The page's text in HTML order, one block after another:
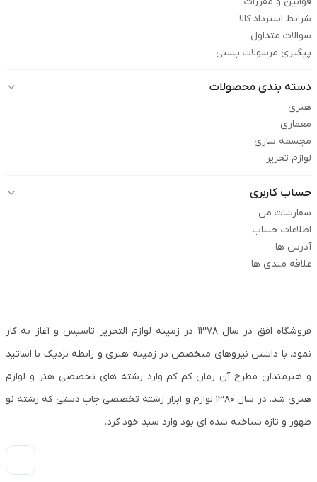
شرایط استرداد کالا
سوالات متداول
پیگیری مرسولات پستی
دسته بندی محصولات
هنری
معماری
مجسمه سازی
لوازم تحریر
حساب کاربری
سفارشات من
اطلاعات حساب
آدرس ها
علاقه مندی ها
فروشگاه افق در سال ۱۳۷۸ در زمینه لوازم التحریر تاسیس و آغاز به کار
نمود. با داشتن نیروهای متخصص در زمینه هنری و رابطه نزدیک با اساتید
و هنرمندان مطرح آن زمان کم کم وارد رشته های تخصصی هنر و لوازم
هنری شد. در سال ۱۳۸۰ لوازم و ابزار رشته تخصصی چاپ دستی که رشته نو
ظهور و تازه شناخته شده ای بود وارد سبد خود کرد.